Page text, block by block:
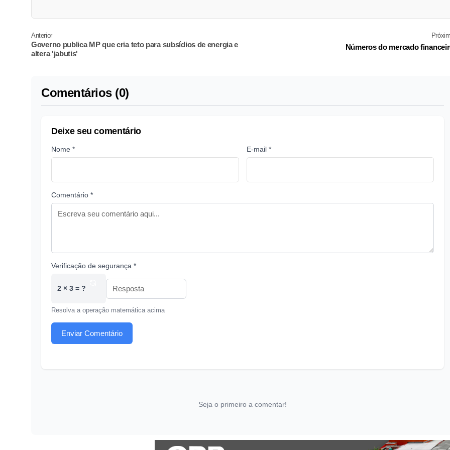
Anterior
Governo publica MP que cria teto para subsídios de energia e
altera 'jabutis'
Números do mercado
Comentários (0)
Deixe seu comentário
Nome * E-mail *
Comentário *
Verificação de segurança *
2 × 3 = ?
Resolva a operação matemática acima
Enviar Comentário
Seja o primeiro a comentar!